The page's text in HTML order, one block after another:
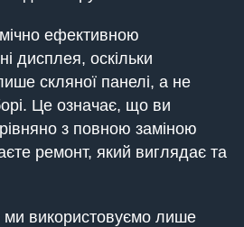
ефективною
дисплея, оскільки
скляної панелі, а не
Це означає, що ви
з повною заміною
ремонт, який виглядає та
ми використовуємо лише